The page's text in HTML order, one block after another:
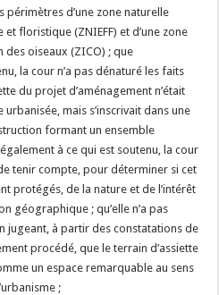
périmètres d’une zone naturelle
floristique (ZNIEFF) et d’une zone
oiseaux (ZICO) ; que
la cour n’a pas dénaturé les faits
du projet d’aménagement n’était
mais s’inscrivait dans une
formant un ensemble
à ce qui est soutenu, la cour
tenir compte, pour déterminer si cet
protégés, de la nature et de l’intérêt
géographique ; qu’elle n’a pas
jugeant, à partir des constatations de
procédé, que le terrain d’assiette
un espace remarquable au sens
;